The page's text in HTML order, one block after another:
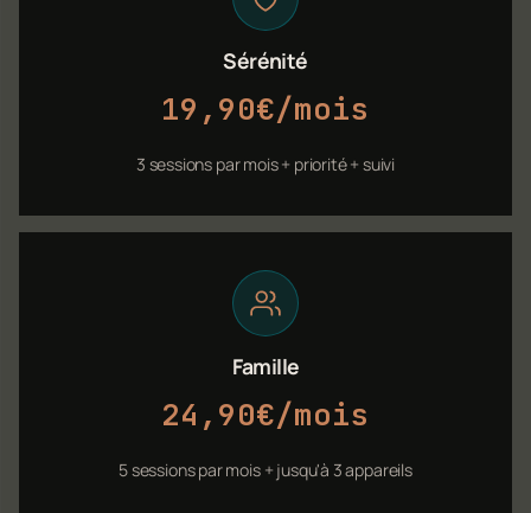
Sérénité
19,90€/mois
3 sessions par mois + priorité + suivi
Famille
24,90€/mois
5 sessions par mois + jusqu'à 3 appareils